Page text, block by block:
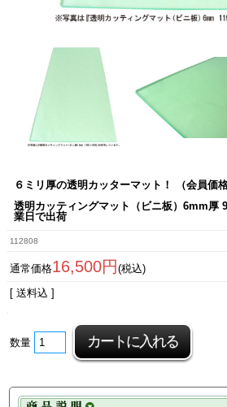
６ミリ厚の透明カッターマット！ （会員価
透明カッティングマット（ビニ板）6mm厚
業日で出荷
112808
通常価格16,500円 (税込)
[ 送料込 ]
数量